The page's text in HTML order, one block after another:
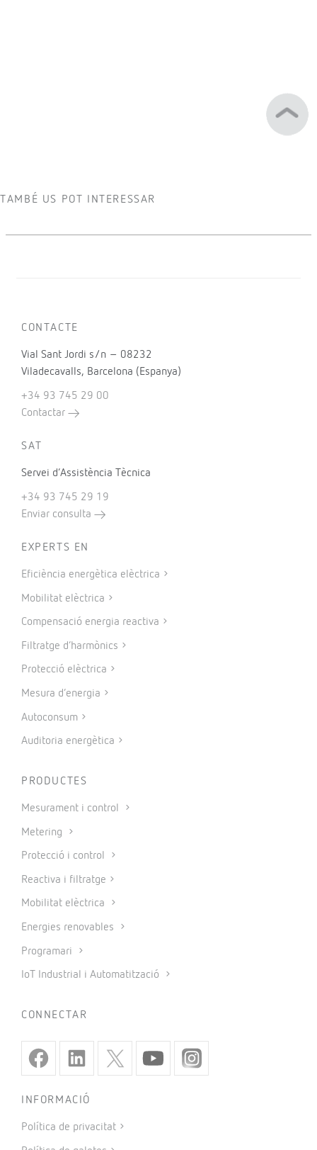
TAMBÉ US POT INTERESSAR
CONTACTE
Vial Sant Jordi s/n – 08232
Viladecavalls, Barcelona (Espanya)
+34 93 745 29 00
Contactar
SAT
Servei d’Assistència Tècnica
+34 93 745 29 19
Enviar consulta
EXPERTS EN
Eficiència energètica elèctrica
Mobilitat elèctrica
Compensació energia reactiva
Filtratge d’harmònics
Protecció elèctrica
Mesura d’energia
Autoconsum
Auditoria energètica
PRODUCTES
Mesurament i control
Metering
Protecció i control
Reactiva i filtratge
Mobilitat elèctrica
Energies renovables
Programari
IoT Industrial i Automatització
CONNECTAR
INFORMACIÓ
Política de privacitat